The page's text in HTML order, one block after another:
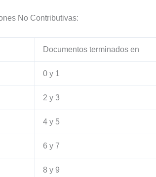
No Contributivas:
Documentos terminados en
0 y 1
2 y 3
4 y 5
6 y 7
8 y 9